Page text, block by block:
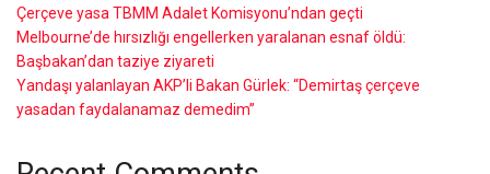
Çerçeve yasa TBMM Adalet Komisyonu’ndan geçti
Melbourne’de hırsızlığı engellerken yaralanan esnaf öldü:
Başbakan’dan taziye ziyareti
Yandaşı yalanlayan AKP’li Bakan Gürlek: “Demirtaş çerçeve
yasadan faydalanamaz demedim”